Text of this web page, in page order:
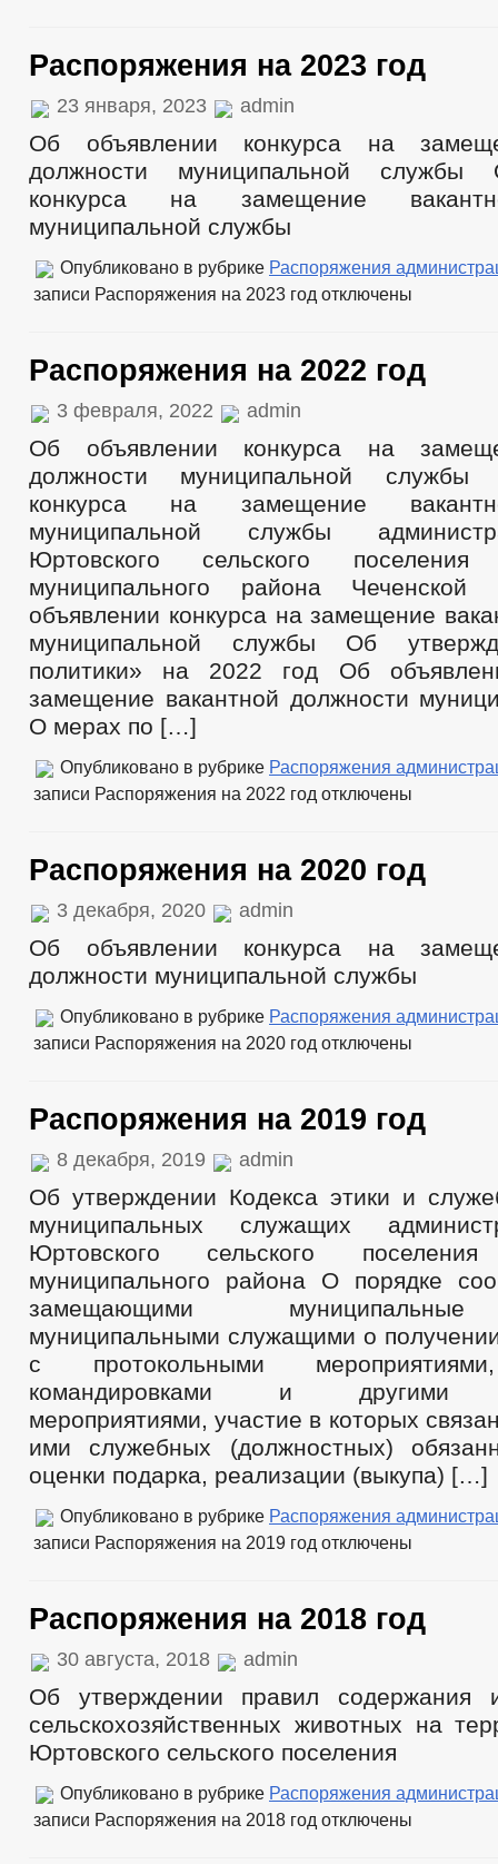
Распоряжения на 2023 год
23 января, 2023 admin
Об объявлении конкурса на
должности муниципальной службы
конкурса на замещение
муниципальной службы
Опубликовано в рубрике Распоряжения
записи Распоряжения на 2023 год отключены
Распоряжения на 2022 год
3 февраля, 2022 admin
Об объявлении конкурса на
должности муниципальной службы
конкурса на замещение
муниципальной службы
Юртовского сельского поселения
муниципального района Чеченской
объявлении конкурса на замещение
муниципальной службы Об
политики» на 2022 год Об
замещение вакантной должности
О мерах по […]
Опубликовано в рубрике Распоряжения
записи Распоряжения на 2022 год отключены
Распоряжения на 2020 год
3 декабря, 2020 admin
Об объявлении конкурса на
должности муниципальной службы
Опубликовано в рубрике Распоряжения
записи Распоряжения на 2020 год отключены
Распоряжения на 2019 год
8 декабря, 2019 admin
Об утверждении Кодекса этики и
муниципальных служащих
Юртовского сельского поселения
муниципального района О порядке
замещающими
муниципальными служащими о
с протокольными
командировками и другими
мероприятиями, участие в которых
ими служебных (должностных)
оценки подарка, реализации (выкупа) […]
Опубликовано в рубрике Распоряжения
записи Распоряжения на 2019 год отключены
Распоряжения на 2018 год
30 августа, 2018 admin
Об утверждении правил содержания
сельскохозяйственных животных на
Юртовского сельского поселения
Опубликовано в рубрике Распоряжения
записи Распоряжения на 2018 год отключены